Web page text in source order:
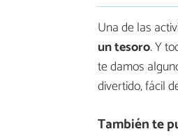
Una de las
un tesoro. Y
te damos
divertido, fácil
También te